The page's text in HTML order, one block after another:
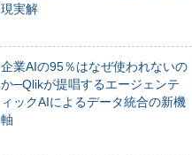
現実解
企業AIの95％はなぜ使われないの
か─Qlikが提唱するエージェンテ
ィックAIによるデータ統合の新機
軸